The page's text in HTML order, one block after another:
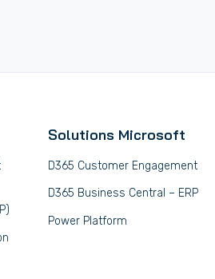
Solutions Microsoft
D365 Customer Engagement
D365 Business Central – ERP
Power Platform